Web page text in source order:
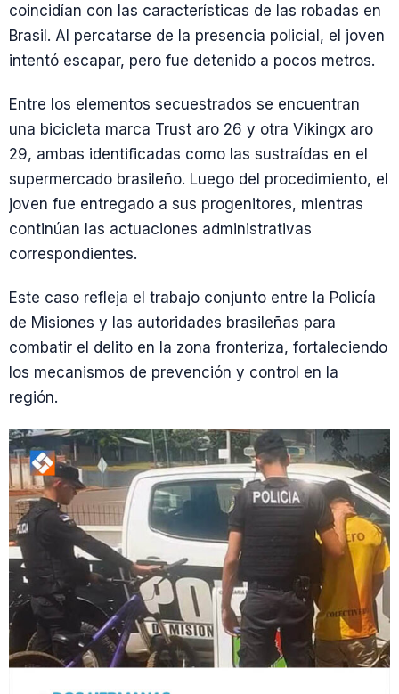
coincidían con las características de las robadas en
Brasil. Al percatarse de la presencia policial, el joven
intentó escapar, pero fue detenido a pocos metros.
Entre los elementos secuestrados se encuentran
una bicicleta marca Trust aro 26 y otra Vikingx aro
29, ambas identificadas como las sustraídas en el
supermercado brasileño. Luego del procedimiento, el
joven fue entregado a sus progenitores, mientras
continúan las actuaciones administrativas
correspondientes.
Este caso refleja el trabajo conjunto entre la Policía
de Misiones y las autoridades brasileñas para
combatir el delito en la zona fronteriza, fortaleciendo
los mecanismos de prevención y control en la
región.